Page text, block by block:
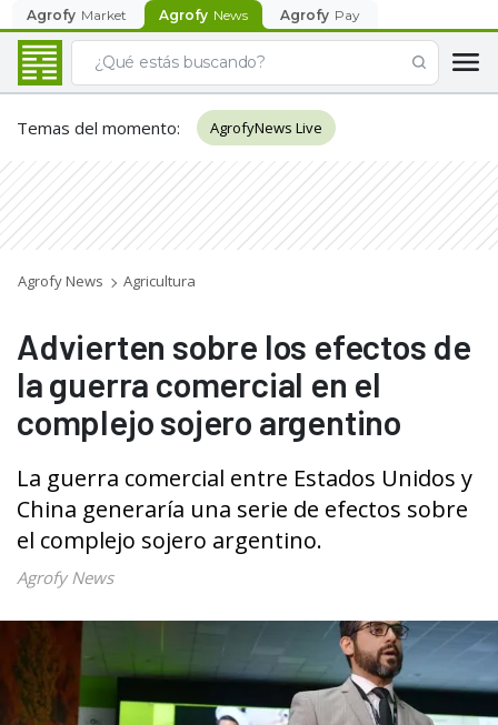
Agrofy Market Agrofy News Agrofy Pay
Temas del momento: AgrofyNews Live
Agrofy News Agricultura
Advierten sobre los efectos de
la guerra comercial en el
complejo sojero argentino
La guerra comercial entre Estados Unidos y
China generaría una serie de efectos sobre
el complejo sojero argentino.
Agrofy News